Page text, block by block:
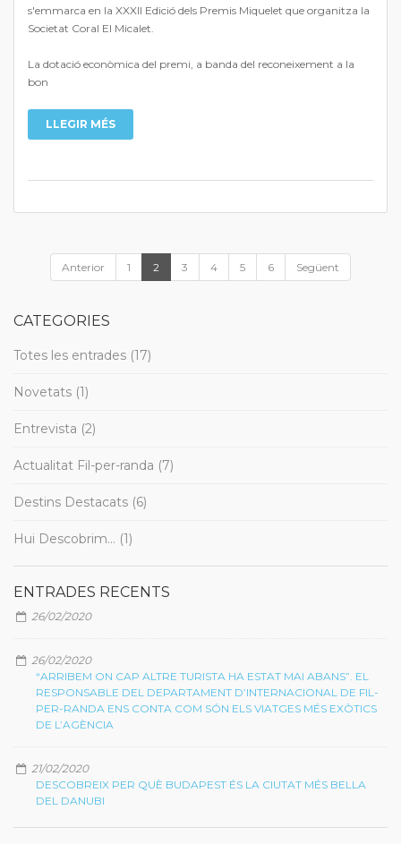
s'emmarca en la XXXII Edició dels Premis Miquelet que organitza la
Societat Coral El Micalet.
La dotació econòmica del premi, a banda del reconeixement a la
bon
LLEGIR MÉS
Anterior 1 2 3 4 5 6 Següent
CATEGORIES
Totes les entrades (17)
Novetats (1)
Entrevista (2)
Actualitat Fil-per-randa (7)
Destins Destacats (6)
Hui Descobrim... (1)
ENTRADES RECENTS
26/02/2020
26/02/2020
“ARRIBEM ON CAP ALTRE TURISTA HA ESTAT MAI ABANS”. EL
RESPONSABLE DEL DEPARTAMENT D’INTERNACIONAL DE FIL-
PER-RANDA ENS CONTA COM SÓN ELS VIATGES MÉS EXÒTICS
DE L’AGÈNCIA
21/02/2020
DESCOBREIX PER QUÈ BUDAPEST ÉS LA CIUTAT MÉS BELLA
DEL DANUBI